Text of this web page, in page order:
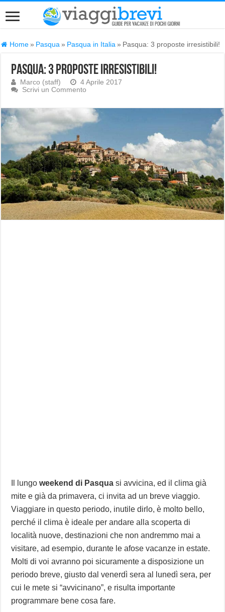
Home » Pasqua » Pasqua in Italia » Pasqua: 3 proposte irresistibili!
Pasqua: 3 proposte irresistibili!
Marco (staff)
4 Aprile 2017
Scrivi un Commento
Il lungoweekend di Pasqua si avvicina, ed il clima già
mite e già da primavera, ci invita ad un breve viaggio.
Viaggiare in questo periodo, inutile dirlo, è molto bello,
perché il clima è ideale per andare alla scoperta di
località nuove, destinazioni che non andremmo mai a
visitare, ad esempio, durante le afose vacanze in estate.
Molti di voi avranno poi sicuramente a disposizione un
periodo breve, giusto dal venerdì sera al lunedì sera, per
cui le mete si “avvicinano”, e risulta importante
programmare bene cosa fare.